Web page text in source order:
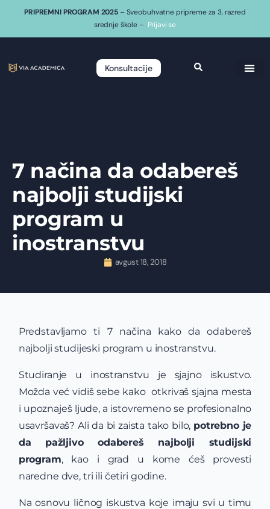
PRIPREMNI PROGRAM 2025 – Sveobuhvatne pripreme za 3. razred
srednje škole – Prijavi se
Konsultacije
7 načina da odabereš
najbolji studijski
program u
inostranstvu
avgust 18, 2018
Predstavljamo ti 7 načina kako da odabereš
najbolji studijeski program u inostranstvu.
Studiranje u inostranstvu je sjajno iskustvo.
Možda već vidiš sebe kako otkrivaš sjajna mesta
i upoznaješ ljude, a istovremeno se profesionalno
usavršavaš? Ali da bi zaista tako bilo, potrebno je
da pažljivo odabereš najbolji studijski
program, kao i grad u kome ćeš provesti
naredne dve, tri ili četiri godine.
Na osnovu ličnog iskustva koje imaju svi u timu